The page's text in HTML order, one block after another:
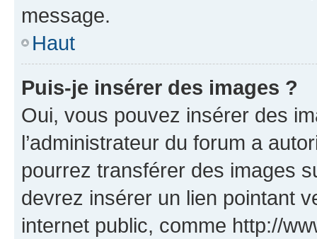
message.
Haut
Puis-je insérer des images ?
Oui, vous pouvez insérer des
l’administrateur du forum a
pourrez transférer des images
devrez insérer un lien pointant
internet public, comme http://